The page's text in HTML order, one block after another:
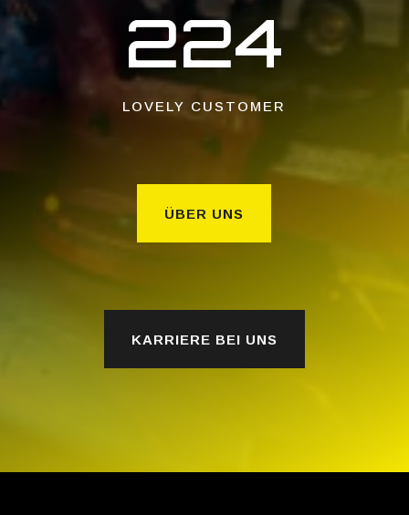
224
LOVELY CUSTOMER
ÜBER UNS
KARRIERE BEI UNS